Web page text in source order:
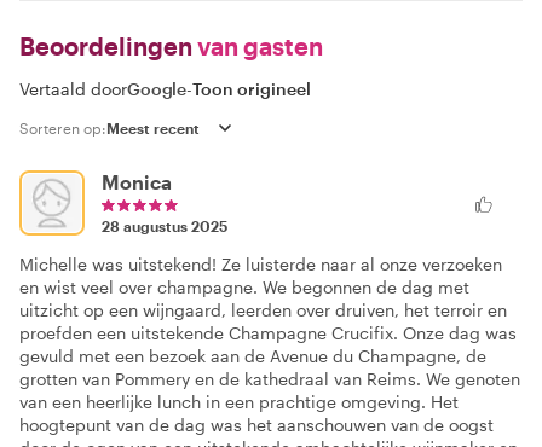
Beoordelingen van gasten
Vertaald doorGoogle-Toon origineel
Sorteren op:
Monica
28 augustus 2025
Michelle was uitstekend! Ze luisterde naar al onze verzoeken
en wist veel over champagne. We begonnen de dag met
uitzicht op een wijngaard, leerden over druiven, het terroir en
proefden een uitstekende Champagne Crucifix. Onze dag was
gevuld met een bezoek aan de Avenue du Champagne, de
grotten van Pommery en de kathedraal van Reims. We genoten
van een heerlijke lunch in een prachtige omgeving. Het
hoogtepunt van de dag was het aanschouwen van de oogst